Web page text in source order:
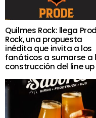
Quilmes Rock: llega
Rock, una propuesta
inédita que invita a los
fanáticos a sumarse a
construcción del line up